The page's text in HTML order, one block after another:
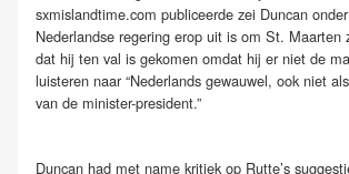
sxmislandtime.com publiceerde zei Duncan
Nederlandse regering erop uit is om St. Maarten
dat hij ten val is gekomen omdat hij er niet de
luisteren naar “Nederlands gewauwel, ook niet
van de minister-president.”
Duncan had met name kritiek op Rutte’s